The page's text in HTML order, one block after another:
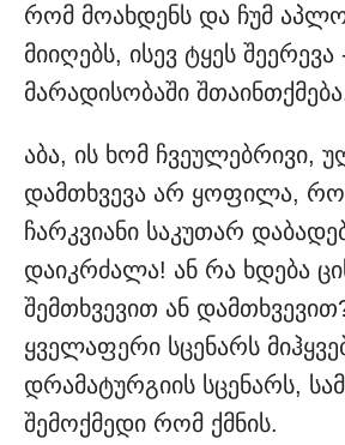
რომ მოახდენს და ჩუმ
მიიღებს, ისევ ტყეს შეერევა
მარადისობაში
აბა, ის ხომ ჩვეულებრივი,
დამთხვევა არ ყოფილა,
ჩარკვიანი საკუთარ
დაიკრძალა! ან რა ხდება
შემთხვევით ან
ყველაფერი სცენარს
დრამატურგიის სცენარს,
შემოქმედი რომ ქმნის.